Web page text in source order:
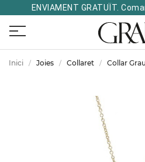
ENVIAMENT GRATUÏT.
Inici Joies Collaret Collar